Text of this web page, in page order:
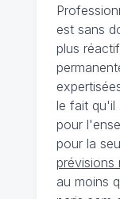
est sans
plus
le fait qu'il
pour
pour la
prévisions
au moins